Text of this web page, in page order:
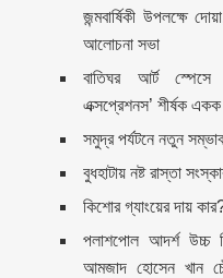
জন্মবার্ষিকী উপলক্ষে
আলোচনা সভা
বাতিঘর আর্ট স্পেসে
এক্সপ্রেশনস’ শীর্ষক
সমুদ্র পর্যটনে নতুন
বুধহাটায় নষ্ট রাস্তা
কিশোর গ্যাংয়ের দায়
পলাশপোল আদর্শ উচ্চ
আমজাদ হোসেন খান